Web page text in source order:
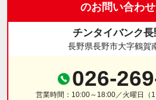
のお問い合わせ
チンタイバンク
長野県長野市大字鶴賀
026-
営業時間：10:00～18:00／火曜日（1